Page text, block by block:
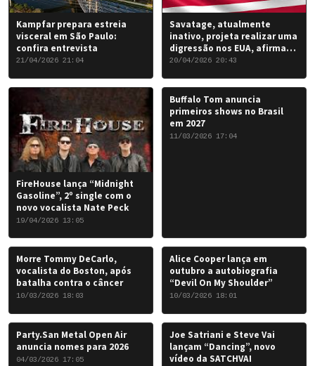
Kampfar prepara estreia
visceral em São Paulo:
confira entrevista
21/04/2026 21:04
Savatage, atualmente
inativo, projeta realizar uma
digressão nos EUA, afirma
Chris Caffery
20/04/2026 20:43
FireHouse lança “Midnight
Gasoline”, 2º single com o
novo vocalista Nate Peck
19/04/2026 13:05
Buffalo Tom anuncia
primeiros shows no Brasil
em 2027
11/03/2026 17:04
Morre Tommy DeCarlo,
vocalista do Boston, após
batalha contra o câncer
10/03/2026 18:03
Alice Cooper lança em
outubro a autobiografia
“Devil On My Shoulder”
10/03/2026 18:01
Party.San Metal Open Air
anuncia nomes para 2026
04/03/2026 17:05
Joe Satriani e Steve Vai
lançam “Dancing”, novo
vídeo da SATCHVAI